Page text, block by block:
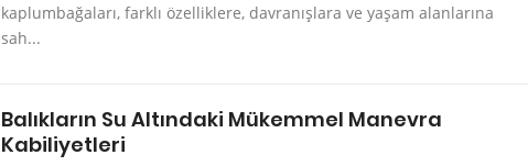
kaplumbağaları, farklı özelliklere, davranışlara ve yaşam alanlarına
sah...
Balıkların Su Altındaki Mükemmel Manevra
Kabiliyetleri